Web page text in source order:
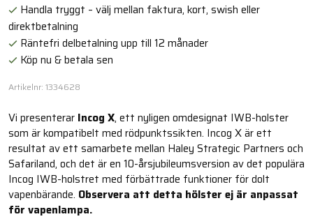
Handla tryggt – välj mellan faktura, kort, swish eller
direktbetalning
Räntefri delbetalning upp till 12 månader
Köp nu & betala sen
Artikelnr: 1334628
Vi presenterar Incog X, ett nyligen omdesignat IWB-holster
som är kompatibelt med rödpunktssikten. Incog X är ett
resultat av ett samarbete mellan Haley Strategic Partners och
Safariland, och det är en 10-årsjubileumsversion av det populära
Incog IWB-holstret med förbättrade funktioner för dolt
vapenbärande. Observera att detta hölster ej är anpassat
för vapenlampa.